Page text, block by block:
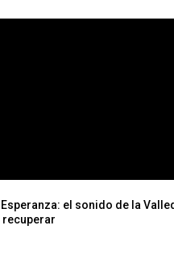
el sonido de la
recuperar